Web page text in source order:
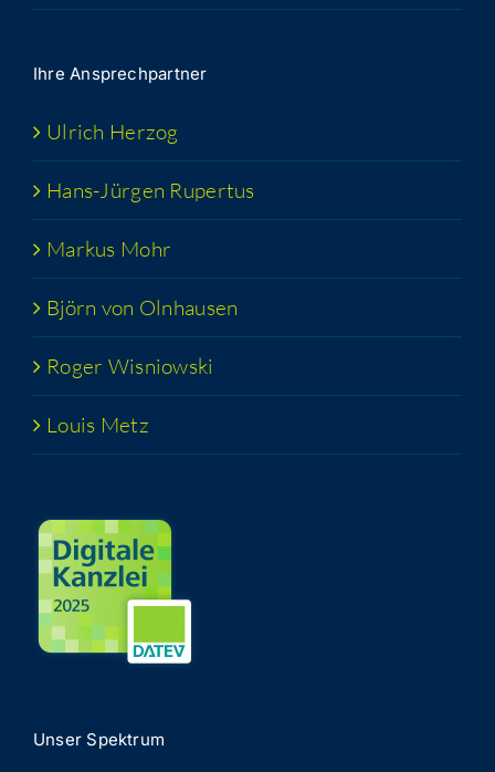
Ihre Ansprech­part­ner
Ulrich Her­zog
Hans-Jür­­gen Rupertus
Mar­kus Mohr
Björn von Olnhausen
Roger Wis­niow­ski
Lou­is Metz
Unser Spek­trum